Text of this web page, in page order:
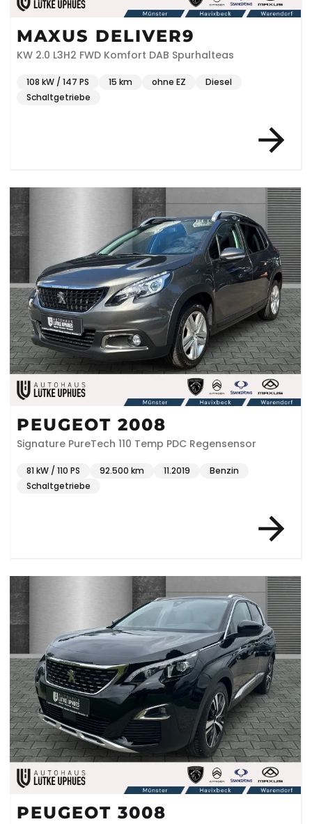
MAXUS DELIVER9
KW 2.0 L3H2 FWD Komfort DAB Spurhalteas
108 kW / 147 PS 15 km ohne EZ
Diesel
Schaltgetriebe
PEUGEOT 2008
Signature PureTech 110 Temp PDC Regensensor
81 kW / 110 PS 92.500 km 11.2019
Benzin
Schaltgetriebe
PEUGEOT 3008